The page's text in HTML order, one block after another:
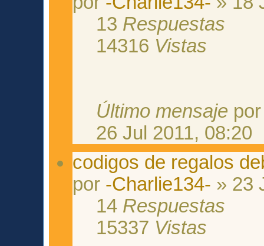
13 Respuestas
14316 Vistas
Último mensaje
26 Jul 2011, 08:20
codigos de regalos
por -Charlie134- » 23
14 Respuestas
15337 Vistas